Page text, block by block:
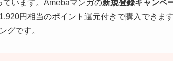
います。Amebaマンガの新規登録キャンペ
円相当のポイント還元付きで購入できま
グです。